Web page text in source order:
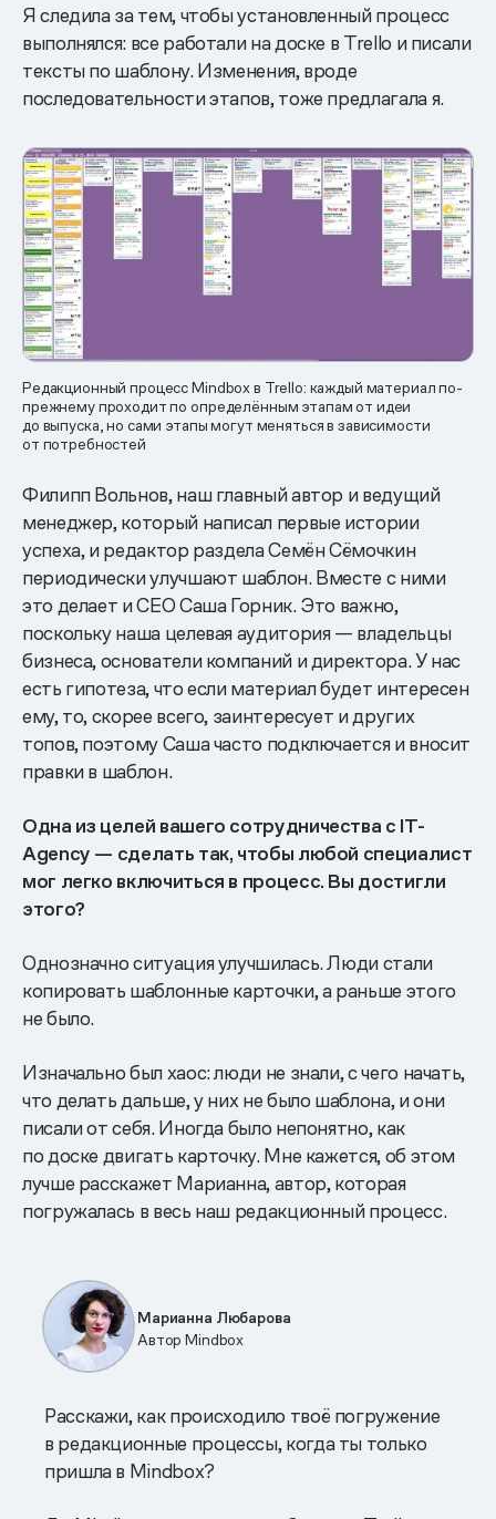
Я следила за тем, чтобы установленный процесс
выполнялся: все работали на доске в Trello и писали
тексты по шаблону. Изменения, вроде
последовательности этапов, тоже предлагала я.
Редакционный процесс Mindbox в Trello: каждый материал по-
прежнему проходит по определённым этапам от идеи
до выпуска, но сами этапы могут меняться в зависимости
от потребностей
Филипп Вольнов, наш главный автор и ведущий
менеджер, который написал первые истории
успеха, и редактор раздела Семён Сёмочкин
периодически улучшают шаблон. Вместе с ними
это делает и СЕО Саша Горник. Это важно,
поскольку наша целевая аудитория — владельцы
бизнеса, основатели компаний и директора. У нас
есть гипотеза, что если материал будет интересен
ему, то, скорее всего, заинтересует и других
топов, поэтому Саша часто подключается и вносит
правки в шаблон.
Одна из целей вашего сотрудничества с IT-
Agency — сделать так, чтобы любой специалист
мог легко включиться в процесс. Вы достигли
этого?
Однозначно ситуация улучшилась. Люди стали
копировать шаблонные карточки, а раньше этого
не было.
Изначально был хаос: люди не знали, с чего начать,
что делать дальше, у них не было шаблона, и они
писали от себя. Иногда было непонятно, как
по доске двигать карточку. Мне кажется, об этом
лучше расскажет Марианна, автор, которая
погружалась в весь наш редакционный процесс.
Марианна Любарова
Автор Mindbox
Расскажи, как происходило твоё погружение
в редакционные процессы, когда ты только
пришла в Mindbox?